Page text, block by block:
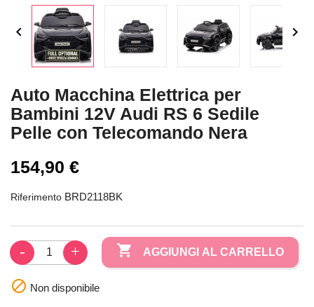
 
Auto Macchina Elettrica per
Bambini 12V Audi RS 6 Sedile
Pelle con Telecomando Nera
154,90 €
Riferimento BRD2118BK
 AGGIUNGI AL CARRELLO
 Non disponibile